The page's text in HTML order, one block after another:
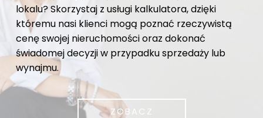
lokalu? Skorzystaj z usługi kalkulatora, dzięki
któremu nasi klienci mogą poznać rzeczywistą
cenę swojej nieruchomości oraz dokonać
świadomej decyzji w przypadku sprzedaży lub
wynajmu.
ZOBACZ